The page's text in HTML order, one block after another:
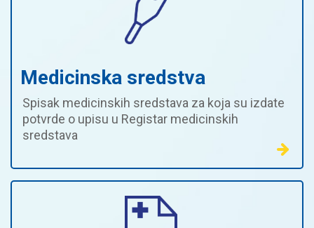
Medicinska sredstva
Spisak medicinskih sredstava za koja su izdate
potvrde o upisu u Registar medicinskih
sredstava